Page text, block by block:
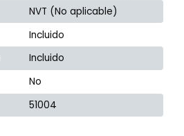
NVT (No aplicable)
Incluido
Incluido
No
51004